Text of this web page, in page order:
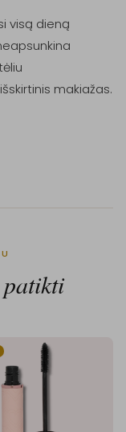
visą dieną
makiažas.